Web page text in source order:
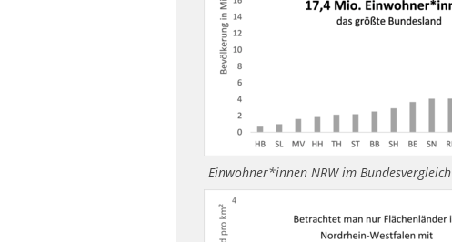
Einwohner*innen NRW im Bundesvergleich